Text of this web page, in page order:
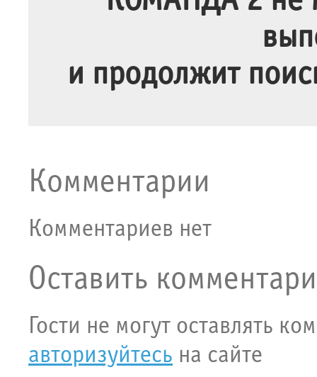
и продолжит
Комментарии
Комментариев нет
Оставить
Гости не могут оставлять
авторизуйтесь на сайте